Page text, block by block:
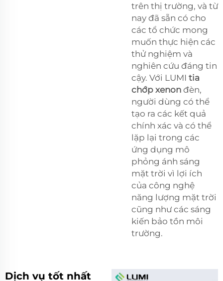
trên thị trường, và từ
nay đã sẵn có cho
các tổ chức mong
muốn thực hiện các
thử nghiệm và
nghiên cứu đáng tin
cậy. Với LUMI tia
chớp xenon đèn,
người dùng có thể
tạo ra các kết quả
chính xác và có thể
lặp lại trong các
ứng dụng mô
phỏng ánh sáng
mặt trời vì lợi ích
của công nghệ
năng lượng mặt trời
cũng như các sáng
kiến bảo tồn môi
trường.
Dịch vụ tốt nhất